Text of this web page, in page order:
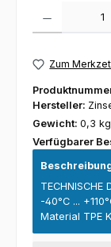
Zum
Hersteller:
Gewicht: 0,3 kg
Verfügbarer
-40°C ...
Material TPE